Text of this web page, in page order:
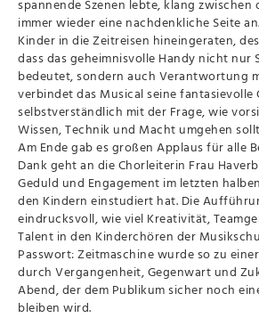
spannende Szenen lebte, klang zwischen
immer wieder eine nachdenkliche Seite
Kinder in die Zeitreisen hineingeraten,
dass das geheimnisvolle Handy nicht nur
bedeutet, sondern auch Verantwortung
verbindet das Musical seine fantasievolle
selbstverständlich mit der Frage, wie
Wissen, Technik und Macht umgehen
Am Ende gab es großen Applaus für alle
Dank geht an die Chorleiterin Frau
Geduld und Engagement im letzten
den Kindern einstudiert hat. Die
eindrucksvoll, wie viel Kreativität,
Talent in den Kinderchören der
Passwort: Zeitmaschine wurde so zu
durch Vergangenheit, Gegenwart und
Abend, der dem Publikum sicher noch
bleiben wird.